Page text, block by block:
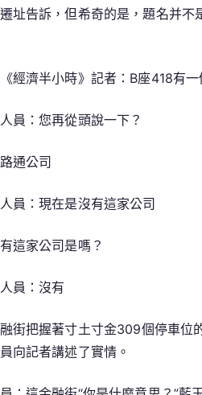
址告訴，但希奇的是，題名并不
經濟半小時》記者：B座418有
員：您再從頭說一下？
通公司
員：現在是沒有這家公司
這家公司是嗎？
員：沒有
街把握著寸土寸金309個停車位
向記者講述了實情。